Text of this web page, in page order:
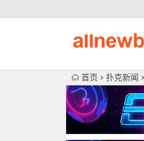
首页 扑克新闻